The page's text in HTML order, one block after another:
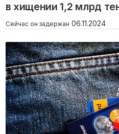
в хищении 1,2 млрд
Сейчас он задержан 06.11.2024